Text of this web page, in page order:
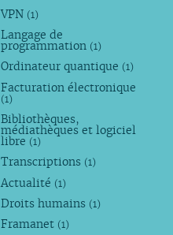
VPN (1)
Langage de
programmation (1)
Ordinateur quantique (1)
Facturation électronique
(1)
Bibliothèques,
médiathèques et logiciel
libre (1)
Transcriptions (1)
Actualité (1)
Droits humains (1)
Framanet (1)